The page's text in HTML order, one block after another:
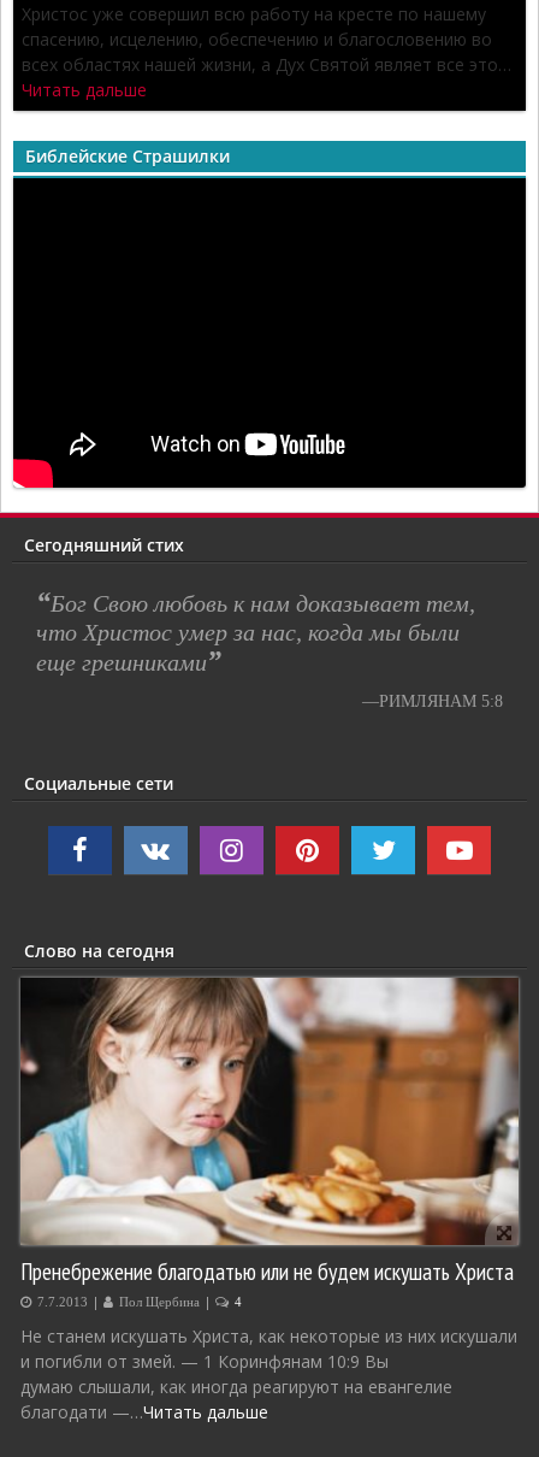
Христос уже совершил всю работу на кресте по нашему
спасению, исцелению, обеспечению и благословению во
всех областях нашей жизни, а Дух Святой являет все это…
Читать дальше
Библейские Страшилки
Сегодняшний стих
“Бог Свою любовь к нам доказывает тем,
что Христос умер за нас, когда мы были
еще грешниками”
—РИМЛЯНАМ 5:8
Социальные сети
Слово на сегодня
Пренебрежение благодатью или не будем искушать Христа
7.7.2013 | Пол Щербина | 4
Не станем искушать Христа, как некоторые из них искушали
и погибли от змей. — 1 Коринфянам 10:9 Вы
думаю слышали, как иногда реагируют на евангелие
благодати —…Читать дальше